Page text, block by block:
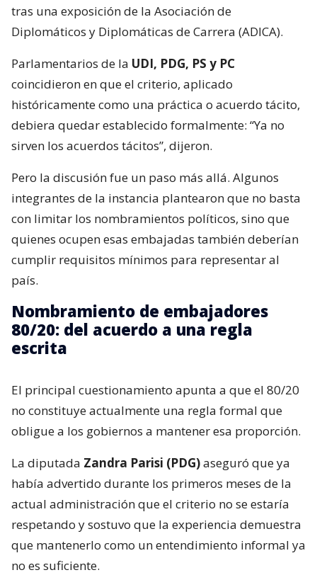
tras una exposición de la Asociación de
Diplomáticos y Diplomáticas de Carrera (ADICA).
Parlamentarios de la UDI, PDG, PS y PC
coincidieron en que el criterio, aplicado
históricamente como una práctica o acuerdo tácito,
debiera quedar establecido formalmente: “Ya no
sirven los acuerdos tácitos”, dijeron.
Pero la discusión fue un paso más allá. Algunos
integrantes de la instancia plantearon que no basta
con limitar los nombramientos políticos, sino que
quienes ocupen esas embajadas también deberían
cumplir requisitos mínimos para representar al
país.
Nombramiento de embajadores
80/20: del acuerdo a una regla
escrita
El principal cuestionamiento apunta a que el 80/20
no constituye actualmente una regla formal que
obligue a los gobiernos a mantener esa proporción.
La diputada Zandra Parisi (PDG)aseguró que ya
había advertido durante los primeros meses de la
actual administración que el criterio no se estaría
respetando y sostuvo que la experiencia demuestra
que mantenerlo como un entendimiento informal ya
no es suficiente.